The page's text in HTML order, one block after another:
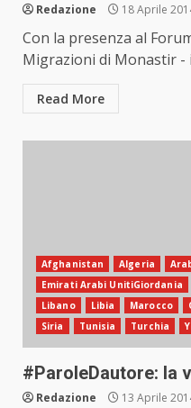
Redazione 18 Aprile
Con la presenza al
Migrazioni di Monastir -
Read More
Afghanistan Algeria
Emirati Arabi UnitiGiordania
Libano
Libia Marocco
Siria
Tunisia Turchia
#ParoleDautore: la
Redazione 13 Aprile